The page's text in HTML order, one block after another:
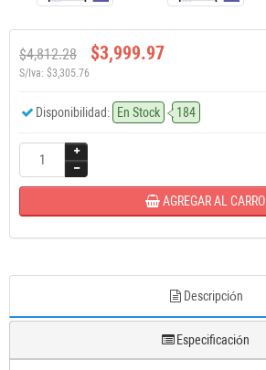
$4,812.28 $3,999.97
S/Iva: $3,305.76
Disponibilidad: En Stock 184
AGREGAR AL CARRO
Descripción
Especificación